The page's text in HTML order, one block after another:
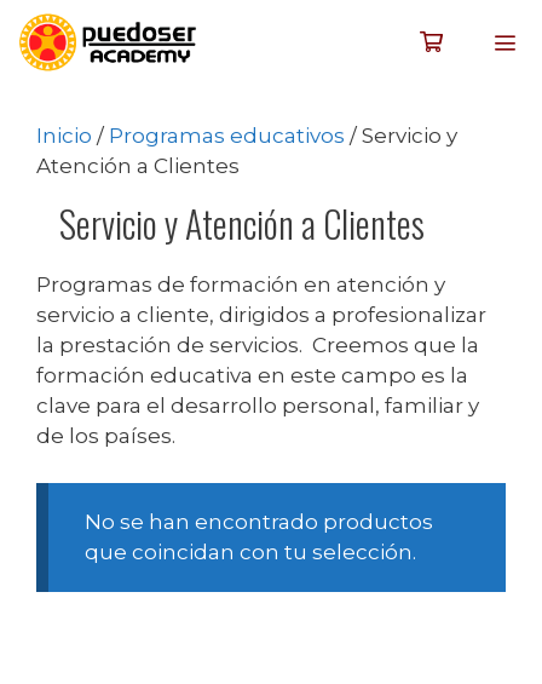
Inicio / Programas educativos / Servicio y
Atención a Clientes
Servicio y Atención a Clientes
Programas de formación en atención y
servicio a cliente, dirigidos a profesionalizar
la prestación de servicios. Creemos que la
formación educativa en este campo es la
clave para el desarrollo personal, familiar y
de los países.
No se han encontrado productos
que coincidan con tu selección.